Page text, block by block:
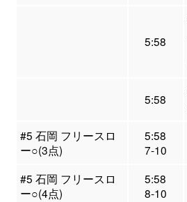
5:58
5:58
#5 石岡 フリースロ
ー○(3点)
5:58
7-10
#5 石岡 フリースロ
ー○(4点)
5:58
8-10